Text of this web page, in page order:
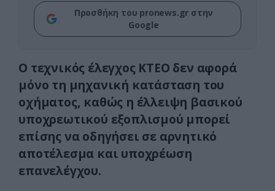
Προσθήκη του pronews.gr στην
Google
Ο τεχνικός έλεγχος ΚΤΕΟ δεν αφορά
μόνο τη μηχανική κατάσταση του
οχήματος, καθώς η έλλειψη βασικού
υποχρεωτικού εξοπλισμού μπορεί
επίσης να οδηγήσει σε αρνητικό
αποτέλεσμα και υποχρέωση
επανελέγχου.